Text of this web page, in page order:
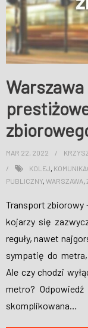
MAR 22, 2022
KOLEJ,
PUBLICZNY, WARSZAWA,
Transport zbiorowy
kojarzy się
reguły, nawet
sympatię do
Ale czy chodzi
metro?
skomplikowana…